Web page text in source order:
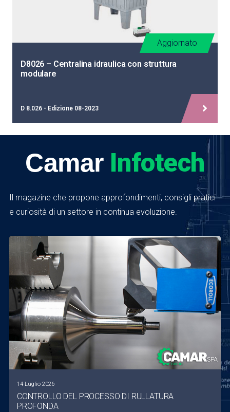
D8026 – Centralina idraulica con struttura
modulare
Aggiornato
D 8.026 - Edizione 08-2023
Camar Infotech
Il magazine che propone approfondimenti, consigli pratici
e curiosità di un settore in continua evoluzione.
14 Luglio 2026
CONTROLLO DEL PROCESSO DI RULLATURA
PROFONDA